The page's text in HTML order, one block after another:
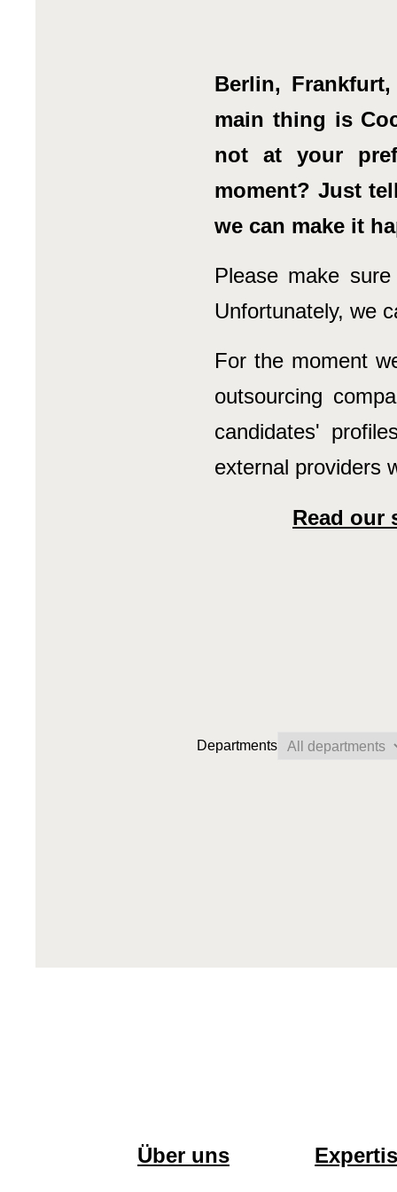
Berlin,
main thing is
not at your
moment? Just
we can make it
Please make
Unfortunately, we
For the moment
outsourcing
candidates'
external providers
Read our
Departments
MainÜber uns